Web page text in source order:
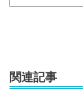
関連記事